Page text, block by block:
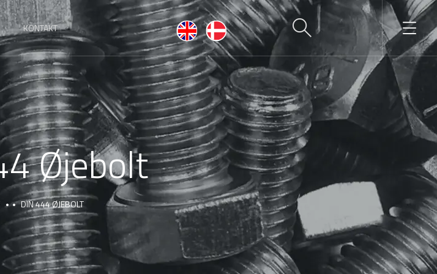
KONTAKT
Øjebolt
DIN 444 ØJEBOLT